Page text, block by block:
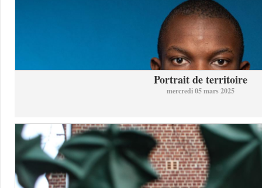
Portrait de territoire
mercredi 05 mars 2025